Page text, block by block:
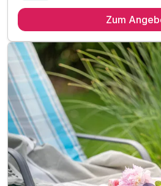
1 x Mittagssnack oder Kaffee/
1 x Peeling
1 x Pflege und Massage
zu dem Termin bitte ungeschminkt
Indoor-Pool mit Ruhe-Wintergarten
inkl. Freibad mit Liegewiese (Mai-
Saunalandschaft (textilfrei)
Saunalandschaft (mit Textil) mit
Dampfbad, Salzgrotte, Ruhe-Raum
Zum